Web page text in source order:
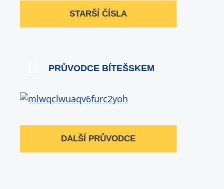
STARŠÍ ČÍSLA
PRŮVODCE BÍTEŠSKEM
DALŠÍ PRŮVODCE